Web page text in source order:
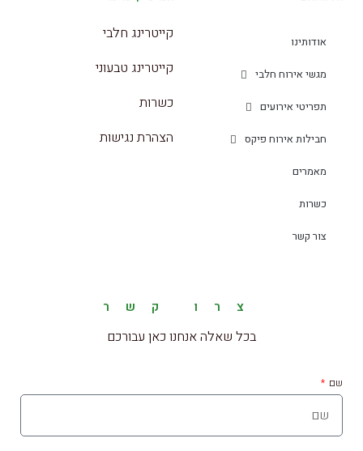
אודותינו
מגשי אירוח חלבי
תפריטי אירועים
חבילות אירוח פיקס
מאמרים
כשרות
צור קשר
קייטרינג חלבי
קייטרינג טבעוני
כשרות
הצהרת נגישות
צרו קשר
בכל שאלה אנחנו כאן עבורכם
שם